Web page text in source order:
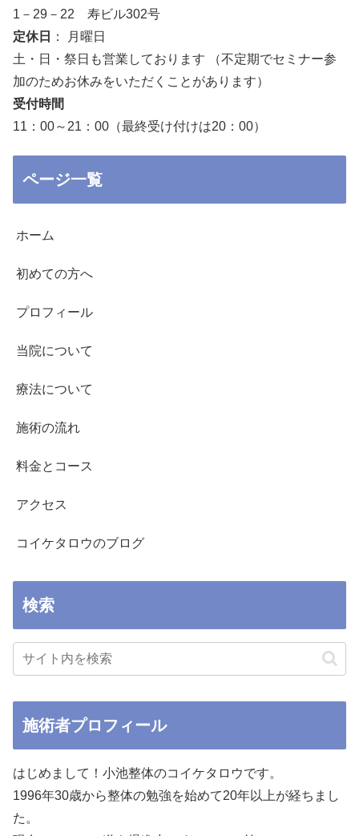
1－29－22 寿ビル302号
定休日
： 月曜日
土・日・祭日も営業しております （不定期でセミナー参
加のためお休みをいただくことがあります）
受付時間
11：00～21：00（最終受け付けは20：00）
ページ一覧
ホーム
初めての方へ
プロフィール
当院について
療法について
施術の流れ
料金とコース
アクセス
コイケタロウのブログ
検索
施術者プロフィール
はじめまして！小池整体のコイケタロウです。
1996年30歳から整体の勉強を始めて20年以上が経ちまし
た。